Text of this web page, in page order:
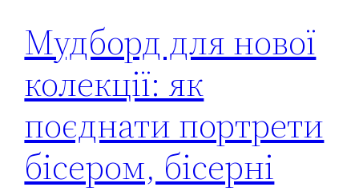
Мудборд для нової
колекції: як
поєднати портрети
бісером, бісерні